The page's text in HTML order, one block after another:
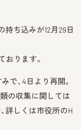
持ち込みが12月29日
おります。
で、4日より再開。
類の収集に関しては
詳しくは市役所のH